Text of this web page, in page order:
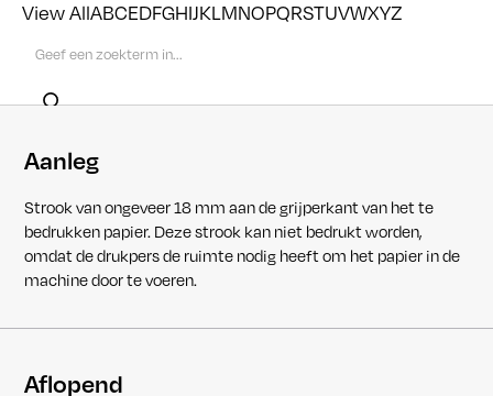
View AllABCEDFGHIJKLMNOPQRSTUVWXYZ
Aanleg
Strook van ongeveer 18 mm aan de grijperkant van het te
bedrukken papier. Deze strook kan niet bedrukt worden,
omdat de drukpers de ruimte nodig heeft om het papier in de
machine door te voeren.
Aflopend